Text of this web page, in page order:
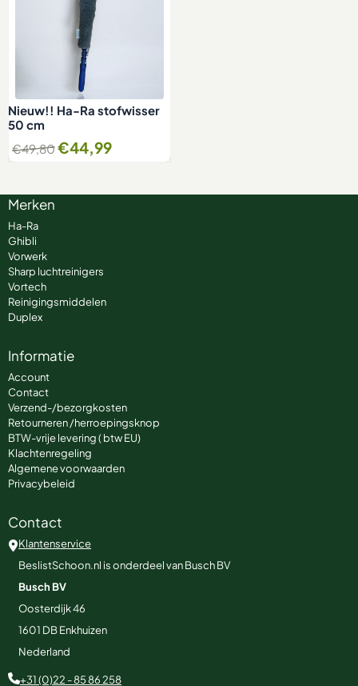
Nieuw!! Ha-Ra stofwisser
50 cm
€49,80€44,99
Merken
Ha-Ra
Ghibli
Vorwerk
Sharp luchtreinigers
Vortech
Reinigingsmiddelen
Duplex
Informatie
Account
Contact
Verzend-/bezorgkosten
Retourneren /herroepingsknop
BTW-vrije levering ( btw EU)
Klachtenregeling
Algemene voorwaarden
Privacybeleid
Contact
Klantenservice
BeslistSchoon.nl is onderdeel van Busch BV
Busch BV
Oosterdijk 46
1601 DBEnkhuizen
Nederland
+31 (0)22 - 85 86 258